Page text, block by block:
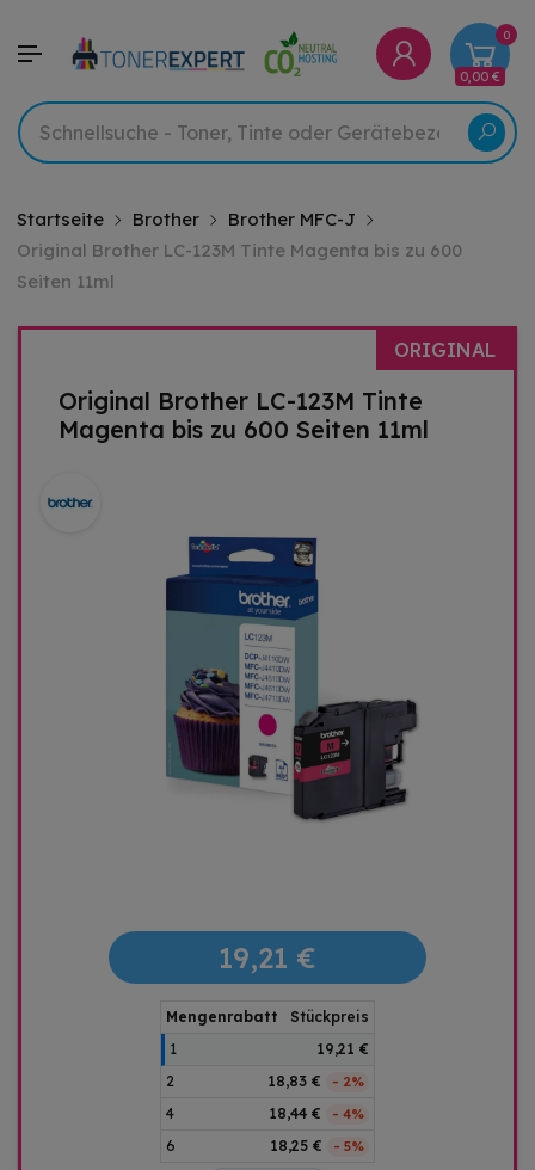
0
0,00 €
Startseite Brother
Brother MFC-J
Original Brother LC-123M Tinte Magenta bis zu 600
Seiten 11ml
ORIGINAL
Original Brother LC-123M Tinte
Magenta bis zu 600 Seiten 11ml
19,21 €
Mengenrabatt
Stückpreis
1
19,21 €
2
18,83 € - 2%
4 18,44 € - 4%
6 18,25 € - 5%